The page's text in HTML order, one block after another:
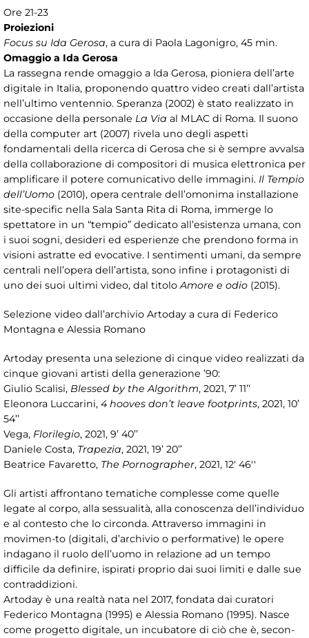
Ore 21-23
Proiezioni
Focus su Ida Gerosa, a cura di Paola Lagonigro, 45 min.
Omaggio a Ida Gerosa
La rassegna rende omaggio a Ida Gerosa, pioniera dell’arte
digitale in Italia, proponendo quattro video creati dall’artista
nell’ultimo ventennio. Speranza (2002) è stato realizzato in
occasione della personale La Via al MLAC di Roma. Il suono
della computer art (2007) rivela uno degli aspetti
fondamentali della ricerca di Gerosa che si è sempre avvalsa
della collaborazione di compositori di musica elettronica per
amplificare il potere comunicativo delle immagini. Il Tempio
dell’Uomo (2010), opera centrale dell’omonima installazione
site-specific nella Sala Santa Rita di Roma, immerge lo
spettatore in un “tempio” dedicato all’esistenza umana, con
i suoi sogni, desideri ed esperienze che prendono forma in
visioni astratte ed evocative. I sentimenti umani, da sempre
centrali nell’opera dell’artista, sono infine i protagonisti di
uno dei suoi ultimi video, dal titoloAmore e odio (2015).
Selezione video dall’archivio Artoday a cura di Federico
Montagna e Alessia Romano
Artoday presenta una selezione di cinque video realizzati da
cinque giovani artisti della generazione ’90:
Giulio Scalisi, Blessed by the Algorithm, 2021, 7’ 11’’
Eleonora Luccarini, 4 hooves don’t leave footprints, 2021, 10’
54’’
Vega, Florilegio, 2021, 9’ 40’’
Daniele Costa, Trapezia, 2021, 19’ 20’’
Beatrice Favaretto, The Pornographer, 2021, 12' 46''
Gli artisti affrontano tematiche complesse come quelle
legate al corpo, alla sessualità, alla conoscenza dell’individuo
e al contesto che lo circonda. Attraverso immagini in
movimen-to (digitali, d’archivio o performative) le opere
indagano il ruolo dell’uomo in relazione ad un tempo
difficile da definire, ispirati proprio dai suoi limiti e dalle sue
contraddizioni.
Artoday è una realtà nata nel 2017, fondata dai curatori
Federico Montagna (1995) e Alessia Romano (1995). Nasce
come progetto digitale, un incubatore di ciò che è, secon-